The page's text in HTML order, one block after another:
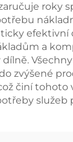
roky
efektivní
a
zvýšené
činí tohoto
služeb